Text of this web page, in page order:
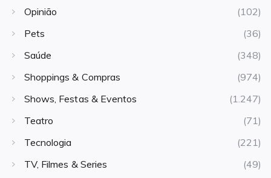
Opinião
(102)
Pets
(36)
Saúde
(348)
Shoppings & Compras
(974)
Shows, Festas & Eventos
(1.247)
Teatro
(71)
Tecnologia
(221)
TV, Filmes & Series
(49)